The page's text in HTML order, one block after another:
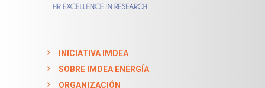
INICIATIVA IMDEA
SOBRE IMDEA ENERGÍA
ORGANIZACIÓN